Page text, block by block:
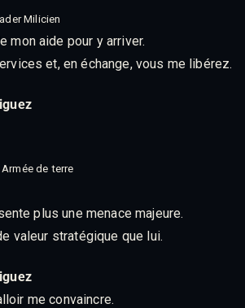
Milicien
mon aide pour y arriver.
et, en échange, vous me libérez.
Armée de terre
plus une menace majeure.
valeur stratégique que lui.
me convaincre.